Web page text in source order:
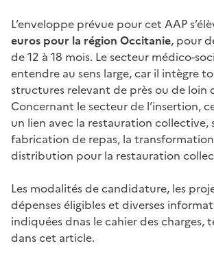
L’enveloppe prévue pour cet AAP
euros pour la région Occitanie, pour
de 12 à 18 mois. Le secteur médico-
entendre au sens large, car il intègre
structures relevant de près ou de loin
Concernant le secteur de l’insertion,
un lien avec la restauration collective,
fabrication de repas, la
distribution pour la restauration
Les modalités de candidature, les
dépenses éligibles et diverses
indiquées dnas le cahier des charges,
dans cet article.